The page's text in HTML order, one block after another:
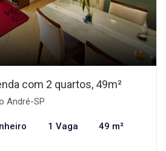
com 2 quartos, 49m²
André-SP
1 Vaga 49 m²